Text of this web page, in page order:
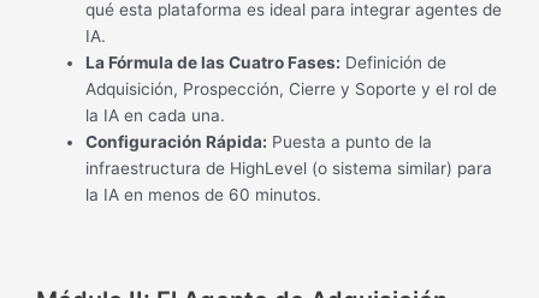
qué esta plataforma es ideal para integrar agentes de
IA.
La Fórmula de las Cuatro Fases: Definición de
Adquisición, Prospección, Cierre y Soporte y el rol de
la IA en cada una.
Configuración Rápida: Puesta a punto de la
infraestructura de HighLevel (o sistema similar) para
la IA en menos de 60 minutos.